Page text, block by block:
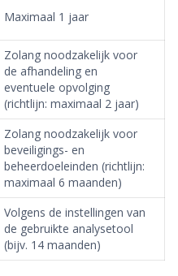
Maximaal 1 jaar
Zolang noodzakelijk voor
de afhandeling en
eventuele opvolging
(richtlijn: maximaal 2 jaar)
Zolang noodzakelijk voor
beveiligings- en
beheerdoeleinden (richtlijn:
maximaal 6 maanden)
Volgens de instellingen van
de gebruikte analysetool
(bijv. 14 maanden)